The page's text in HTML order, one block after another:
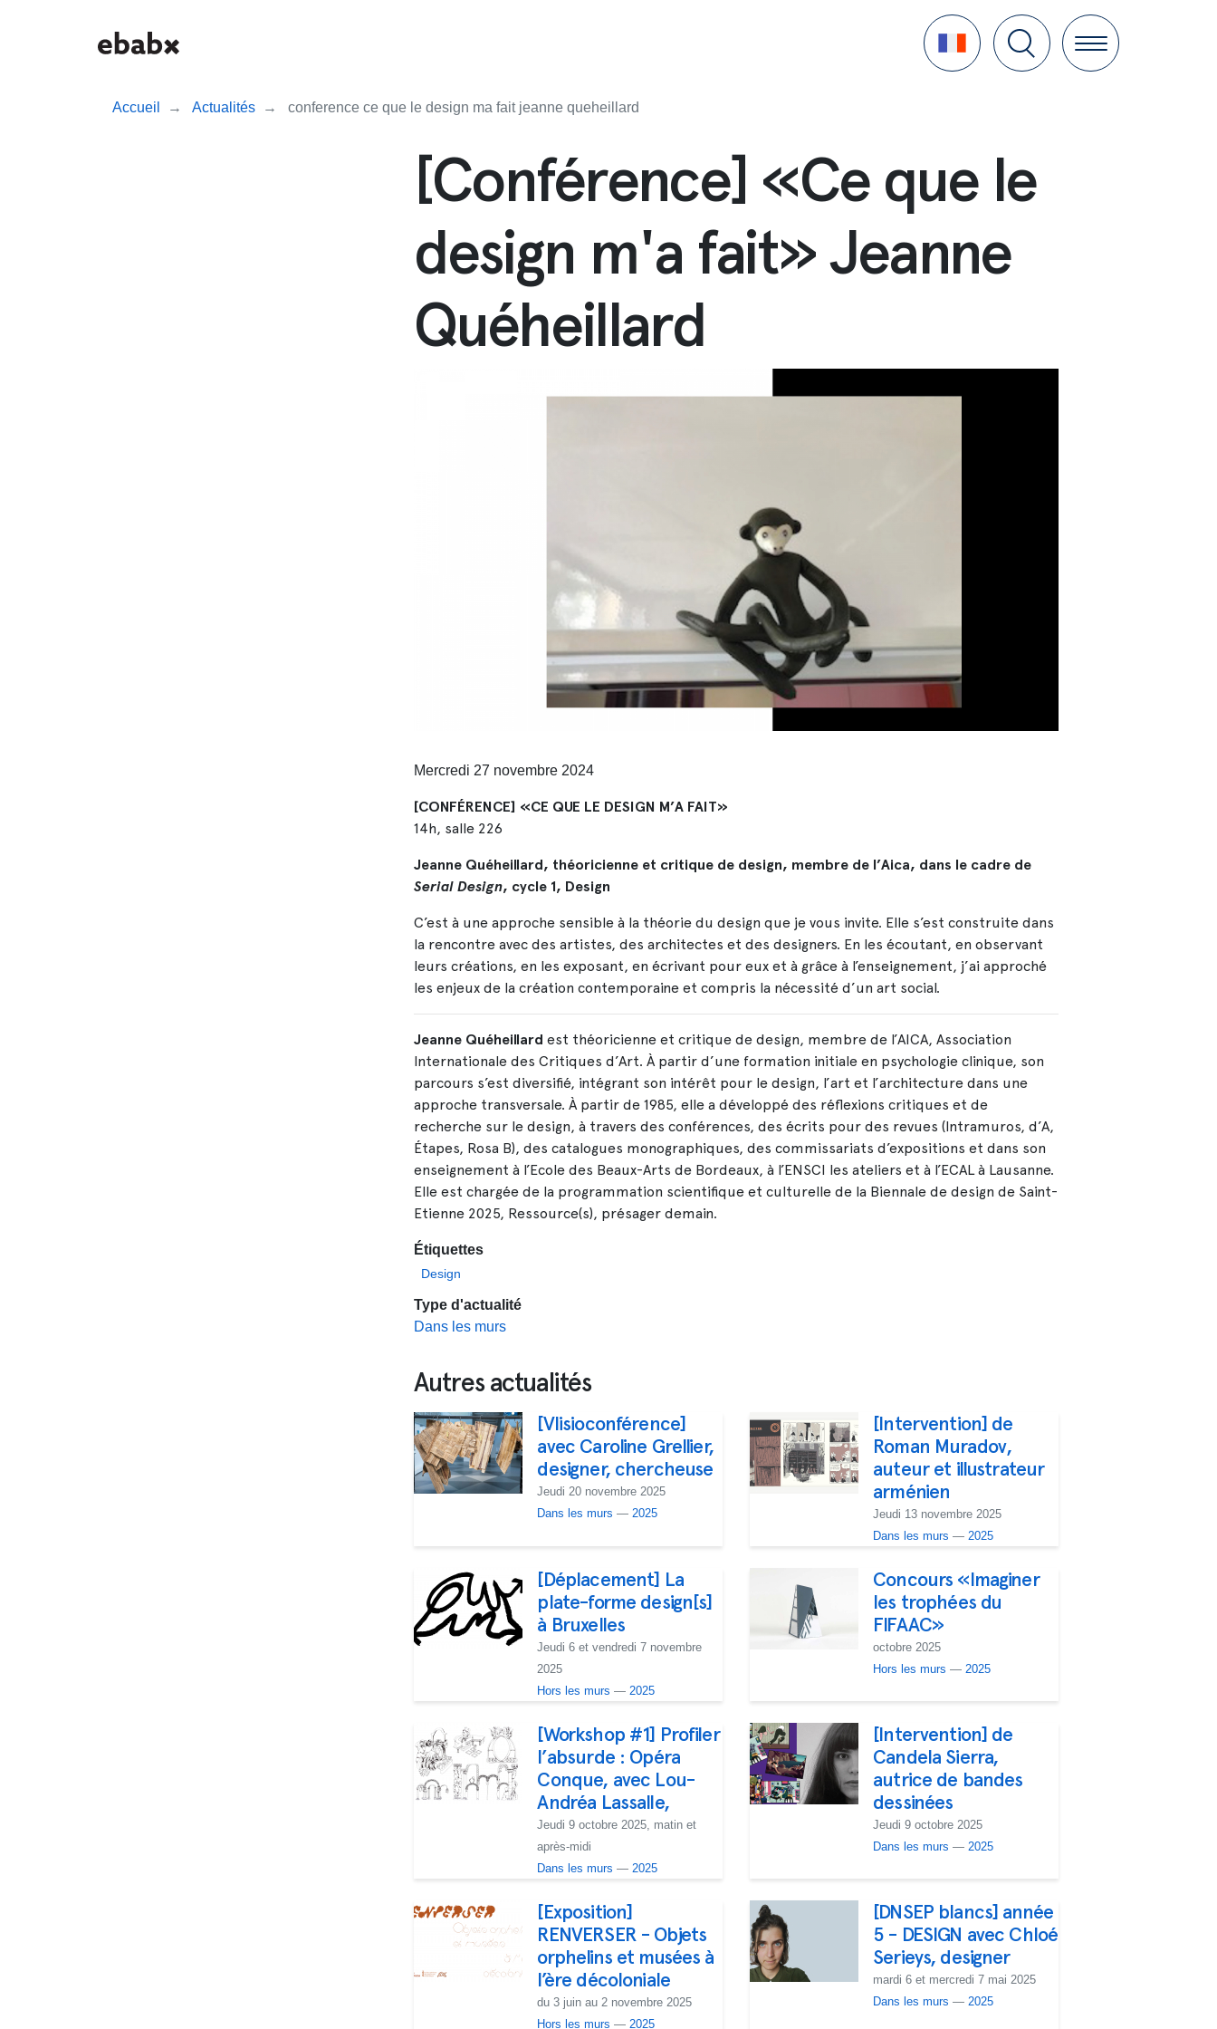
Language
Accueil Actualités conference ce que le design ma fait jeanne queheillard
[Conférence] «Ce que le
design m'a fait» Jeanne
Quéheillard
Mercredi 27 novembre 2024
[CONFÉRENCE] «CE QUE LE DESIGN M’A FAIT»
14h, salle 226
Jeanne Quéheillard, théoricienne et critique de design, membre de l’Aica, dans le cadre de
Serial Design, cycle 1, Design
C’est à une approche sensible à la théorie du design que je vous invite. Elle s’est construite dans
la rencontre avec des artistes, des architectes et des designers. En les écoutant, en observant
leurs créations, en les exposant, en écrivant pour eux et à grâce à l’enseignement, j’ai approché
les enjeux de la création contemporaine et compris la nécessité d’un art social.
Jeanne Quéheillard est théoricienne et critique de design, membre de l’AICA, Association
Internationale des Critiques d’Art. À partir d’une formation initiale en psychologie clinique, son
parcours s’est diversifié, intégrant son intérêt pour le design, l’art et l’architecture dans une
approche transversale. À partir de 1985, elle a développé des réflexions critiques et de
recherche sur le design, à travers des conférences, des écrits pour des revues (Intramuros, d’A,
Étapes, Rosa B), des catalogues monographiques, des commissariats d’expositions et dans son
enseignement à l’Ecole des Beaux-Arts de Bordeaux, à l’ENSCI les ateliers et à l’ECAL à Lausanne.
Elle est chargée de la programmation scientifique et culturelle de la Biennale de design de Saint-
Etienne 2025, Ressource(s), présager demain.
Étiquettes
Design
Type d'actualité
Dans les murs
Autres actualités
[VIisioconférence]
avec Caroline Grellier,
designer, chercheuse
Jeudi 20 novembre 2025
Dans les murs —2025
[Intervention] de
Roman Muradov,
auteur et illustrateur
arménien
Jeudi 13 novembre 2025
Dans les murs —2025
[Déplacement] La
plate-forme design[s]
à Bruxelles
Jeudi 6 et vendredi 7 novembre
2025
Hors les murs —2025
Concours «Imaginer
les trophées du
FIFAAC»
octobre 2025
Hors les murs —2025
[Workshop #1] Profiler
l’absurde : Opéra
Conque, avec Lou-
Andréa Lassalle,
Jeudi 9 octobre 2025, matin et
après-midi
Dans les murs —2025
[Intervention] de
Candela Sierra,
autrice de bandes
dessinées
Jeudi 9 octobre 2025
Dans les murs —2025
[Exposition]
RENVERSER - Objets
orphelins et musées à
l’ère décoloniale
du 3 juin au 2 novembre 2025
Hors les murs —2025
[DNSEP blancs] année
5 - DESIGN avec Chloé
Serieys, designer
mardi 6 et mercredi 7 mai 2025
Dans les murs —2025